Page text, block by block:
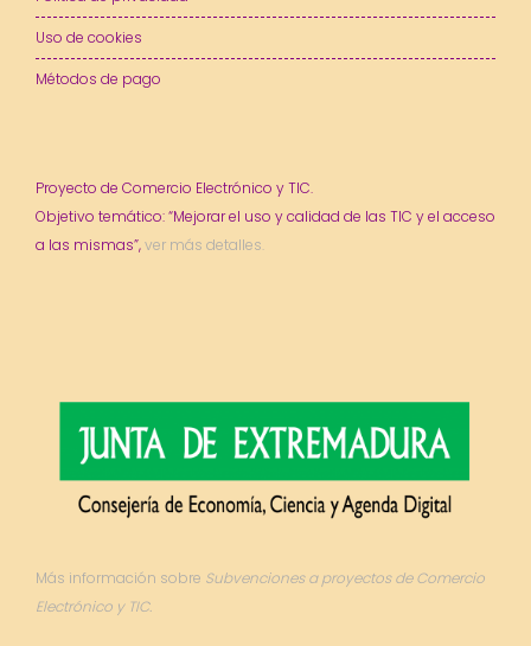
Uso de cookies
Métodos de pago
Proyecto de Comercio Electrónico y TIC.
Objetivo temático: “Mejorar el uso y calidad de las TIC y el acceso
a las mismas”,ver más detalles.
Más información sobre Subvenciones a proyectos de Comercio
Electrónico y TIC.